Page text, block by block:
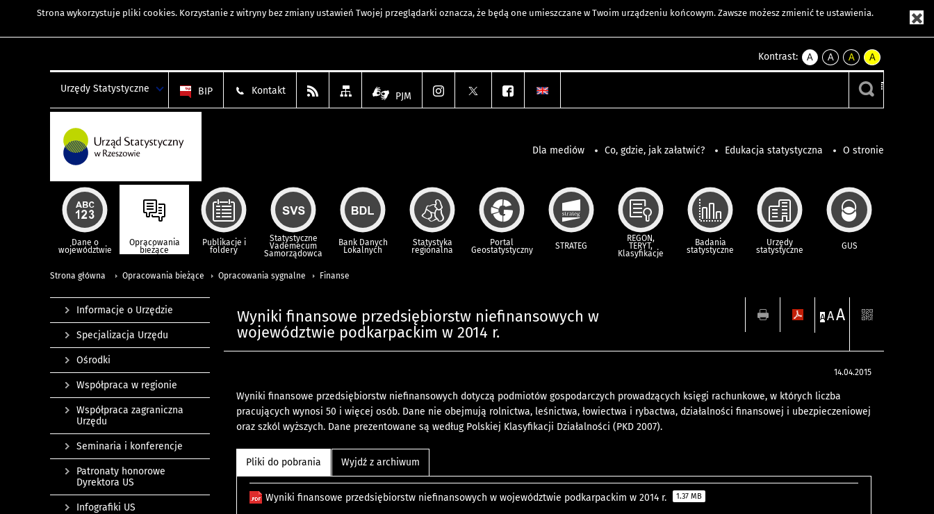
Strona wykorzystuje pliki cookies. Korzystanie z witryny bez zmiany ustawień Twojej przeglądarki oznacza, że będą one umieszczane w Twoim urządzeniu końcowym. Zawsze możesz zmienić te ustawienia.
Kontrast:
A
kontrast
A
kontrast
czarnym
A
kontrast
żółty
tekst
czarnym
A
kontrast
czarny
tekst
żółtym
Urzędy Statystyczne BIP Kontakt PJM
Dla mediów Co, gdzie, jak załatwić? Edukacja statystyczna O stronie
Dane o
województwie
Opracowania
bieżące
Publikacje i
foldery
Statystyczne
Vademecum
Samorządowca
Bank Danych
Lokalnych
Statystyka
regionalna
Portal
Geostatystyczny STRATEG
REGON,
TERYT,
Klasyfikacje
Badania
statystyczne
Urzędy
statystyczne GUS
Strona główna Opracowania bieżące Opracowania sygnalne Finanse
Wyniki finansowe przedsiębiorstw niefinansowych w
województwie podkarpackim w 2014 r.
A AA
14.04.2015
Wyniki finansowe przedsiębiorstw niefinansowych dotyczą podmiotów gospodarczych prowadzących księgi rachunkowe, w których liczba
pracujących wynosi 50 i więcej osób. Dane nie obejmują rolnictwa, leśnictwa, łowiectwa i rybactwa, działalności finansowej i ubezpieczeniowej
oraz szkól wyższych. Dane prezentowane są według Polskiej Klasyfikacji Działalności (PKD 2007).
Pliki do pobrania Wyjdź z archiwum
Wyniki finansowe przedsiębiorstw niefinansowych w województwie podkarpackim w 2014 r. 1.37 MB
Informacje o Urzędzie
Specjalizacja Urzędu
Ośrodki
Współpraca w regionie
Współpraca zagraniczna
Urzędu
Seminaria i konferencje
Patronaty honorowe
Dyrektora US
Infografiki US